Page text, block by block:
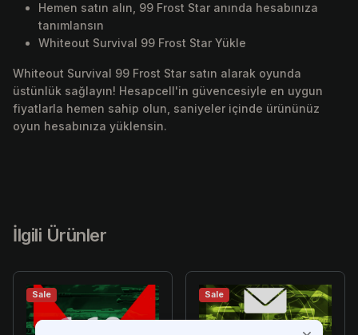
Hemen satın alın, 99 Frost Star anında hesabınıza
tanımlansın
Whiteout Survival 99 Frost Star Yükle
Whiteout Survival 99 Frost Star satın alarak oyunda
üstünlük sağlayın! Hesapcell'in güvencesiyle en uygun
fiyatlarla hemen sahip olun, saniyeler içinde ürününüz
oyun hesabınıza yüklensin.
İlgili Ürünler
Sale Sale